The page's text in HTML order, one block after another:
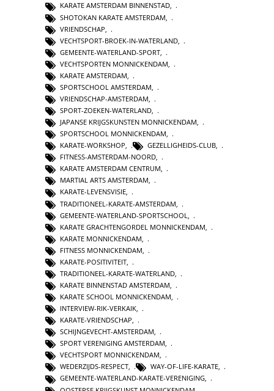
KARATE AMSTERDAM BINNENSTAD,
SHOTOKAN KARATE AMSTERDAM
VRIENDSCHAP
VECHTSPORT-BROEK-IN-WATERLAND
GEMEENTE-WATERLAND-SPORT
VECHTSPORTEN MONNICKENDAM
KARATE AMSTERDAM
SPORTSCHOOL AMSTERDAM
VRIENDSCHAP-AMSTERDAM
SPORT-ZOEKEN-WATERLAND,
JAPANSE KRIJGSKUNSTEN MONNICKENDAM,
SPORTSCHOOL MONNICKENDAM,
KARATE-WORKSHOP, GEZELLIGHEIDS-CLUB,
FITNESS-AMSTERDAM-NOORD,
KARATE AMSTERDAM CENTRUM,
MARTIAL ARTS AMSTERDAM,
KARATE-LEVENSVISIE,
TRADITIONEEL-KARATE-AMSTERDAM
GEMEENTE-WATERLAND-SPORTSCHOOL
KARATE GRACHTENGORDEL MONNICKENDAM
KARATE MONNICKENDAM
FITNESS MONNICKENDAM
KARATE-POSITIVITEIT
TRADITIONEEL-KARATE-WATERLAND
KARATE BINNENSTAD AMSTERDAM
KARATE SCHOOL MONNICKENDAM,
INTERVIEW-RIK-VERKAIK,
KARATE-VRIENDSCHAP,
SCHIJNGEVECHT-AMSTERDAM,
SPORT VERENIGING AMSTERDAM,
VECHTSPORT MONNICKENDAM,
WEDERZIJDS-RESPECT, WAY-OF-LIFE-KARATE,
GEMEENTE-WATERLAND-KARATE-VERENIGING,